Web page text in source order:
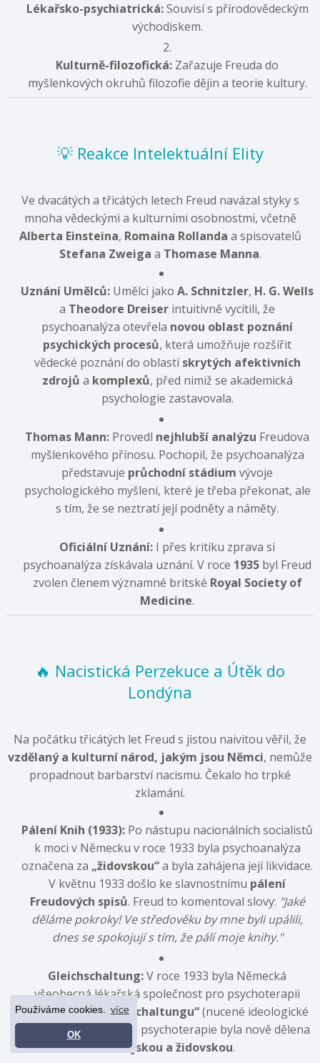
Používáme cookies. více
OK
Lékařsko-psychiatrická:Souvisí s přírodovědeckým
východiskem.
Kulturně-filozofická: Zařazuje Freuda do
myšlenkových okruhů filozofie dějin a teorie kultury.
💡 Reakce Intelektuální Elity
Ve dvacátých a třicátých letech Freud navázal styky s
mnoha vědeckými a kulturními osobnostmi, včetně
Alberta Einsteina, Romaina Rollanda a spisovatelů
Stefana Zweiga a Thomase Manna.
Uznání Umělců: Umělci jako A. Schnitzler, H. G. Wells
a Theodore Dreiser intuitivně vycítili, že
psychoanalýza otevřela novou oblast poznání
psychických procesů, která umožňuje rozšířit
vědecké poznání do oblastískrytých afektivních
zdrojů a komplexů, před nimiž se akademická
psychologie zastavovala.
Thomas Mann: Provedl nejhlubší analýzu Freudova
myšlenkového přínosu. Pochopil, že psychoanalýza
představuje průchodní stádium vývoje
psychologického myšlení, které je třeba překonat, ale
s tím, že se neztratí její podněty a náměty.
Oficiální Uznání: I přes kritiku zprava si
psychoanalýza získávala uznání. V roce 1935 byl Freud
zvolen členem významné britské Royal Society of
Medicine.
🔥 Nacistická Perzekuce a Útěk do
Londýna
Na počátku třicátých let Freud s jistou naivitou věřil, že
vzdělaný a kulturní národ, jakým jsou Němci, nemůže
propadnout barbarství nacismu. Čekalo ho trpké
zklamání.
Pálení Knih (1933): Po nástupu nacionálních socialistů
k moci v Německu v roce 1933 byla psychoanalýza
označena za „židovskou“a byla zahájena její likvidace.
V květnu 1933 došlo ke slavnostnímu pálení
Freudových spisů. Freud to komentoval slovy: "Jaké
děláme pokroky! Ve středověku by mne byli upálili,
dnes se spokojují s tím, že pálí moje knihy."
Gleichschaltung:V roce 1933 byla Německá
všeobecná lékařská společnost pro psychoterapii
podrobena„Gleichschaltungu“(nucené ideologické
jednotnosti), přičemž psychoterapie byla nově dělena
naárijskou a židovskou.